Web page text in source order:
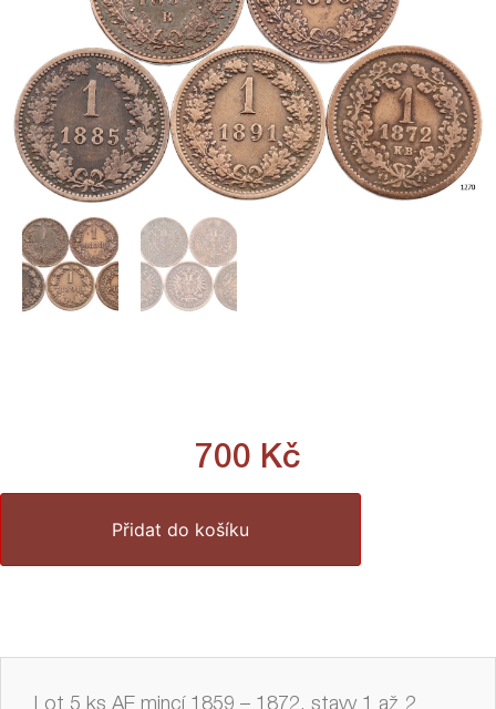
700 Kč
Přidat do košíku